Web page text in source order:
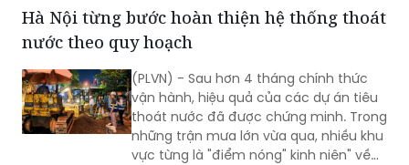
Hà Nội từng bước hoàn thiện hệ thống thoát
nước theo quy hoạch
(PLVN) - Sau hơn 4 tháng chính thức
vận hành, hiệu quả của các dự án tiêu
thoát nước đã được chứng minh. Trong
những trận mưa lớn vừa qua, nhiều khu
vực từng là "điểm nóng" kinh niên" về